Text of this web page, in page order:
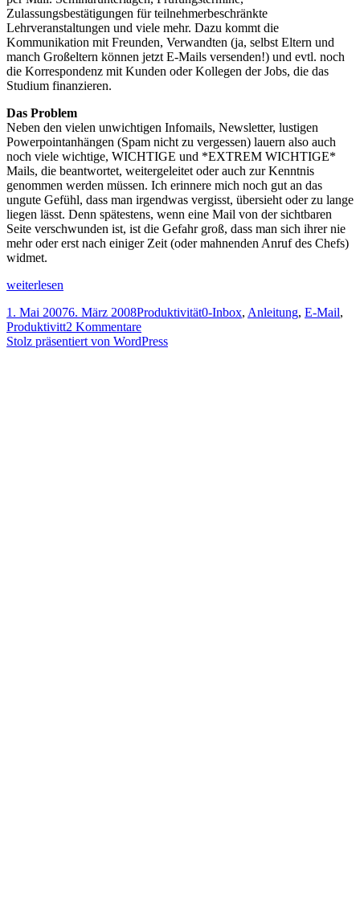
Zulassungsbestätigungen für teilnehmerbeschränkte
Lehrveranstaltungen und viele mehr. Dazu kommt die
Kommunikation mit Freunden, Verwandten (ja, selbst Eltern und
manch Großeltern können jetzt E-Mails versenden!) und evtl. noch
die Korrespondenz mit Kunden oder Kollegen der Jobs, die das
Studium finanzieren.
Das Problem
Neben den vielen unwichtigen Infomails, Newsletter, lustigen
Powerpointanhängen (Spam nicht zu vergessen) lauern also auch
noch viele wichtige, WICHTIGE und *EXTREM WICHTIGE*
Mails, die beantwortet, weitergeleitet oder auch zur Kenntnis
genommen werden müssen. Ich erinnere mich noch gut an das
ungute Gefühl, dass man irgendwas vergisst, übersieht oder zu lange
liegen lässt. Denn spätestens, wenn eine Mail von der sichtbaren
Seite verschwunden ist, ist die Gefahr groß, dass man sich ihrer nie
mehr oder erst nach einiger Zeit (oder mahnenden Anruf des Chefs)
widmet.
E-
0-
Inbox
weiterlesen
Veröffentlicht
am
1. Mai 20076. März 2008Kategorien
ProduktivitätSchlagwörter
0-Inbox, Anleitung, E-Mail,
Produktivitt2 Kommentarezu
E-
Stolz präsentiert von WordPress